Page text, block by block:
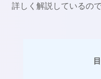
詳しく解説しているの